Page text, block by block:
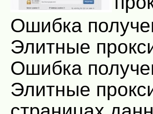
Ошибка
Элитные
Ошибка
Элитные